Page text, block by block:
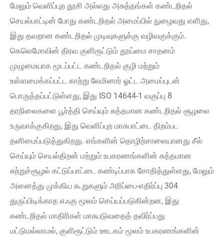
மேலும் வெளிப்புற தூசி அல்லது அசுத்தங்கள் கண்டறிதல்
செயல்பாட்டின் போது கண்டறிதல் அமைப்பில் நுழைவது எளிது,
இது தவறான கண்டறிதல் முடிவுகளுக்கு வழிவகுக்கும்.
கெலெமோவின் திரவ குளிரூட்டும் தூய்மை சாதனம்
முழுமையாக மூடப்பட்ட கண்டறிதல் குழி மற்றும்
உள்ளமைக்கப்பட்ட காற்று லேமினார் ஓட்ட அமைப்புடன்
பொருத்தப்பட்டுள்ளது, இது ISO 14644-1 வகுப்பு 8
தரநிலைகளை பூர்த்தி செய்யும் சுத்தமான கண்டறிதல் சூழலை
உருவாக்குகிறது, இது வெளிப்புற மாசுபாட்டை திறம்பட
தனிமைப்படுத்துகிறது. எங்களின் தொழிற்சாலையானது சீல்
செய்யும் செயல்திறன் மற்றும் உபகரணங்களின் சுத்தமான
சுற்றுச்சூழல் கட்டுப்பாட்டை கண்டிப்பாக சோதித்துள்ளது, மேலும்
அனைத்து முக்கிய கூறுகளும் அரிப்பை-எதிர்ப்பு 304
துருப்பிடிக்காத எஃகு மூலம் செய்யப்படுகின்றன, இது
கண்டறிதல் மாதிரிகள் மாசுபடுவதைத் தவிர்ப்பது
மட்டுமல்லாமல், குளிரூட்டும் ஊடகம் மூலம் உபகரணங்களின்